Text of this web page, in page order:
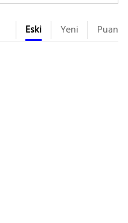
Eski Yeni Puan